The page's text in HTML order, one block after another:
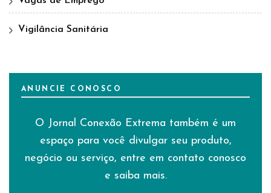
Vigilância Sanitária
ANUNCIE CONOSCO
O Jornal Conexão Extrema também é um
espaço para você divulgar seu produto,
negócio ou serviço, entre em contato conosco
e saiba mais.